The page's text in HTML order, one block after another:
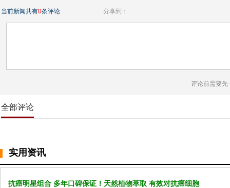
当前新闻共有0条评论 分享到：
评论前需要先
全部评论
实用资讯
抗癌明星组合 多年口碑保证！天然植物萃取 有效对抗癌细胞